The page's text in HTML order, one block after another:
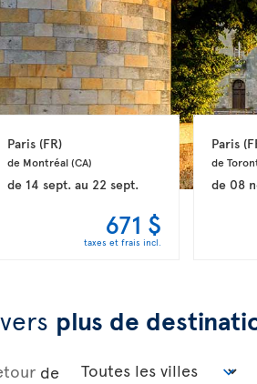
Paris (FR)
de Montréal (CA)
de 14 sept.au 22 sept.
671 $
taxes et frais incl.
Paris
de
de 08
plus de
de